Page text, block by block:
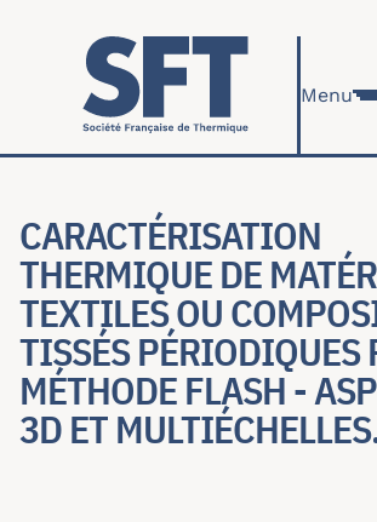
Aller au contenu principal
Menu
CARACTÉRISATION
THERMIQUE DE
TEXTILES OU
TISSÉS PÉRIODIQUES
MÉTHODE FLASH -
3D ET